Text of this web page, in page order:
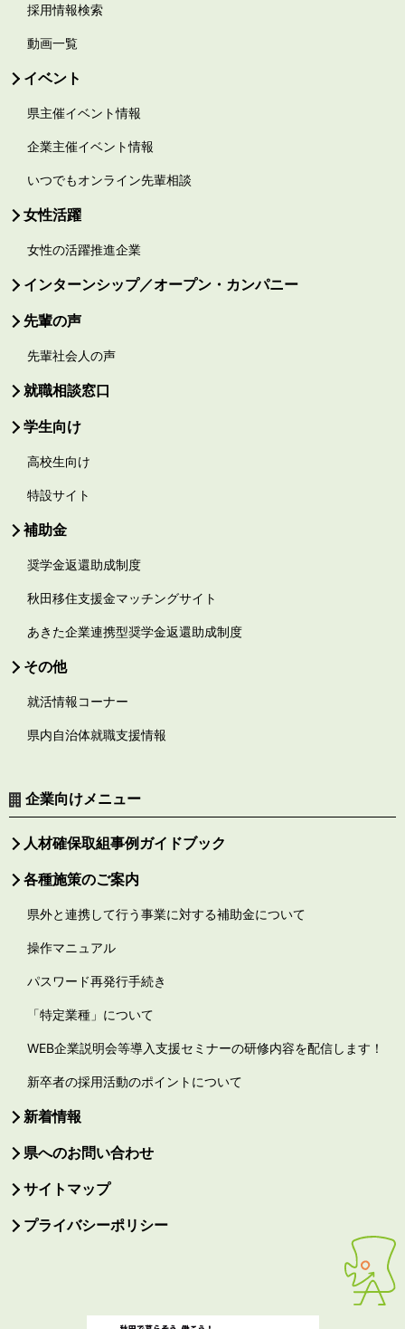
採用情報検索
動画一覧
イベント
県主催イベント情報
企業主催イベント情報
いつでもオンライン先輩相談
女性活躍
女性の活躍推進企業
インターンシップ／オープン・カンパニー
先輩の声
先輩社会人の声
就職相談窓口
学生向け
高校生向け
特設サイト
補助金
奨学金返還助成制度
秋田移住支援金マッチングサイト
あきた企業連携型奨学金返還助成制度
その他
就活情報コーナー
県内自治体就職支援情報
企業向けメニュー
人材確保取組事例ガイドブック
各種施策のご案内
県外と連携して行う事業に対する補助金について
操作マニュアル
パスワード再発行手続き
「特定業種」について
WEB企業説明会等導入支援セミナーの研修内容を配信します！
新卒者の採用活動のポイントについて
新着情報
県へのお問い合わせ
サイトマップ
プライバシーポリシー